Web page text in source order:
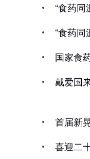
“食药
“食药
国家食
戴爱国
首届新
喜迎二